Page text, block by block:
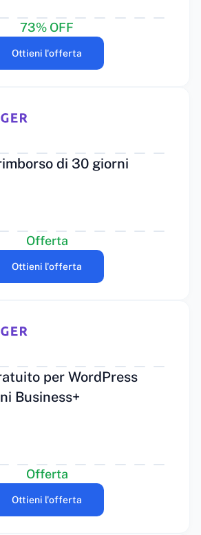
73% OFF
Ottieni l'offerta
di 30 giorni
Offerta
Ottieni l'offerta
per WordPress
Business+
Offerta
Ottieni l'offerta